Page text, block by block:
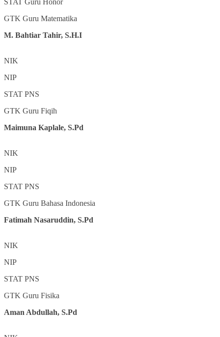
STAT Guru Honor
GTK Guru Matematika
M. Bahtiar Tahir, S.H.I
NIK
NIP
STAT PNS
GTK Guru Fiqih
Maimuna Kaplale, S.Pd
NIK
NIP
STAT PNS
GTK Guru Bahasa Indonesia
Fatimah Nasaruddin, S.Pd
NIK
NIP
STAT PNS
GTK Guru Fisika
Aman Abdullah, S.Pd